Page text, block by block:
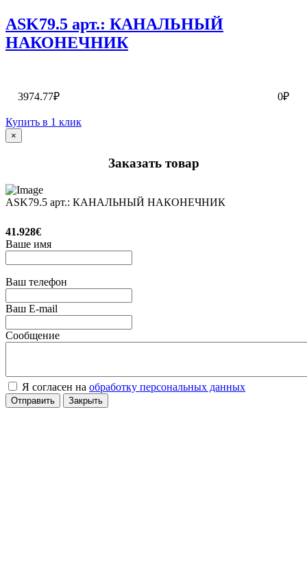
ASK79.5 арт.: КАНАЛЬНЫЙ
НАКОНЕЧНИК
3974.77₽ 0₽
Купить в 1 клик
×
Заказать товар
ASK79.5 арт.: КАНАЛЬНЫЙ НАКОНЕЧНИК
41.928€
Ваше имя
Ваш телефон
Ваш E-mail
Сообщение
Я согласен на обработку персональных данных
Отправить Закрыть